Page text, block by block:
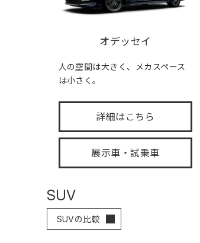
オデッセイ
人の空間は大きく、メカスペース
は小さく。
詳細はこちら
展示車・試乗車
SUV
SUVの比較